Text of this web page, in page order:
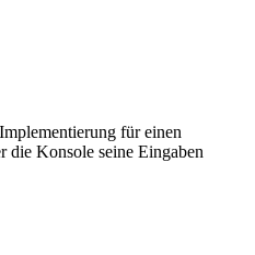
für einen
die Konsole seine Eingaben